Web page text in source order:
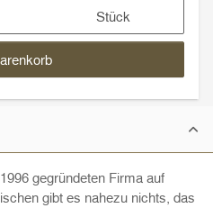
Stück
gegründeten Firma auf
gibt es nahezu nichts, das